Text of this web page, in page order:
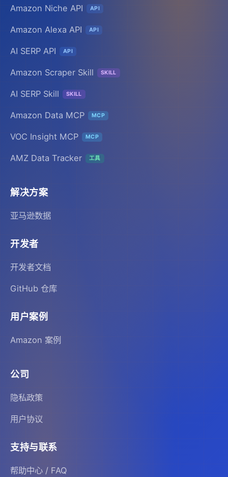
Amazon Niche API API
Amazon Alexa API API
AI SERP API API
Amazon Scraper Skill SKILL
AI SERP Skill SKILL
Amazon Data MCP MCP
VOC Insight MCP MCP
AMZ Data Tracker 工具
解决方案
亚马逊数据
开发者
开发者文档
GitHub 仓库
用户案例
Amazon 案例
公司
隐私政策
用户协议
支持与联系
帮助中心 / FAQ